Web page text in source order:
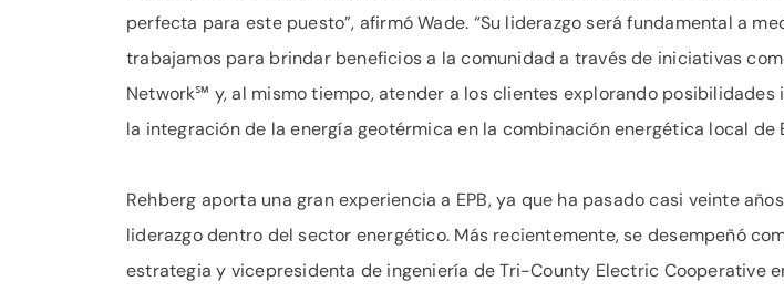
perfecta para este puesto”, afirmó Wade. “Su liderazgo será fundamental a
trabajamos para brindar beneficios a la comunidad a través de iniciativas
Network℠ y, al mismo tiempo, atender a los clientes explorando posibilidades
la integración de la energía geotérmica en la combinación energética local de
Rehberg aporta una gran experiencia a EPB, ya que ha pasado casi veinte
liderazgo dentro del sector energético. Más recientemente, se desempeñó
estrategia y vicepresidenta de ingeniería de Tri-County Electric Cooperative